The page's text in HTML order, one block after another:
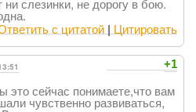
слезинки, не дорогу в бою.
с цитатой | Цитировать
+1
это сейчас понимаете,что вам
чувственно развиваться,